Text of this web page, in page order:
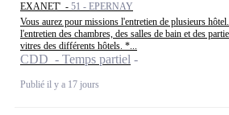
EXANET' - 51 - EPERNAY
Vous aurez pour missions l'entretien de plusieurs
l'entretien des chambres, des salles de bain et des
vitres des différents hôtels. *...
CDD - Temps partiel
Publié il y a 17 jours